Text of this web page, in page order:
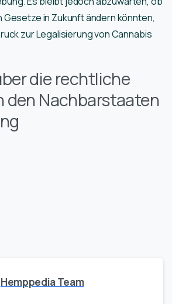
in Zukunft ändern könnten,
zur Legalisierung von Cannabis
die rechtliche
den Nachbarstaaten
Hemppedia Team